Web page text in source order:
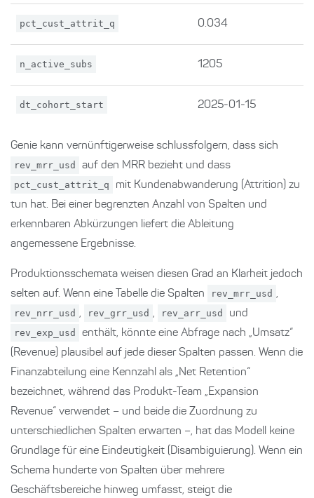
pct_cust_attrit_q 0.034
n_active_subs 1205
dt_cohort_start 2025-01-15
Genie kann vernünftigerweise schlussfolgern, dass sich
rev_mrr_usd auf den MRR bezieht und dass
pct_cust_attrit_q
mit Kundenabwanderung (Attrition) zu
tun hat. Bei einer begrenzten Anzahl von Spalten und
erkennbaren Abkürzungen liefert die Ableitung
angemessene Ergebnisse.
Produktionsschemata weisen diesen Grad an Klarheit jedoch
selten auf. Wenn eine Tabelle die Spalten
rev_mrr_usd ,
rev_nrr_usd , rev_grr_usd , rev_arr_usd und
rev_exp_usd
enthält, könnte eine Abfrage nach „Umsatz“
(Revenue) plausibel auf jede dieser Spalten passen. Wenn die
Finanzabteilung eine Kennzahl als „Net Retention“
bezeichnet, während das Produkt-Team „Expansion
Revenue“ verwendet – und beide die Zuordnung zu
unterschiedlichen Spalten erwarten –, hat das Modell keine
Grundlage für eine Eindeutigkeit (Disambiguierung). Wenn ein
Schema hunderte von Spalten über mehrere
Geschäftsbereiche hinweg umfasst, steigt die